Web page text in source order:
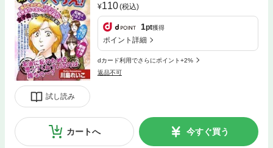
試し読み
110(税込)
1pt獲得
ポイント詳細
dカード利用でさらにポイント+2%
返品不可
カートへ 今すぐ買う